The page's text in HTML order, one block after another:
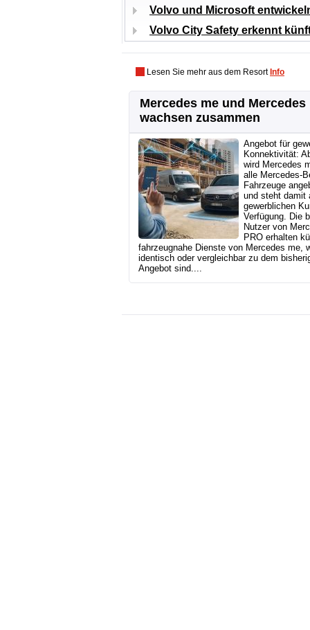
Volvo und Microsoft
Volvo City Safety erkennt
Lesen Sie mehr aus dem Resort Info
Mercedes me und Mercedes
wachsen zusammen
Angebot für
Konnektivität:
wird Mercedes
alle
Fahrzeuge
und steht damit
gewerblichen
Verfügung. Die
Nutzer von
PRO erhalten
fahrzeugnahe Dienste von Mercedes me,
identisch oder vergleichbar zu dem
Angebot sind....